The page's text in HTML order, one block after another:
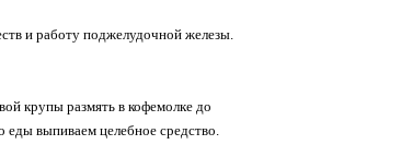
и работу поджелудочной железы.
крупы размять в кофемолке до
еды выпиваем целебное средство.